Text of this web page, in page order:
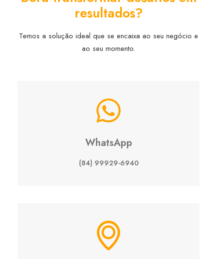
resultados?
Temos a solução ideal que se encaixa ao seu negócio e
ao seu momento.
WhatsApp
(84) 99929-6940